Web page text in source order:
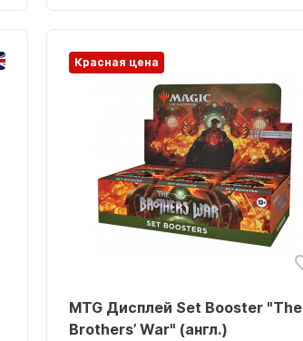
Красная цена
MTG Дисплей Set Booster "The
Brothers’ War" (англ.)